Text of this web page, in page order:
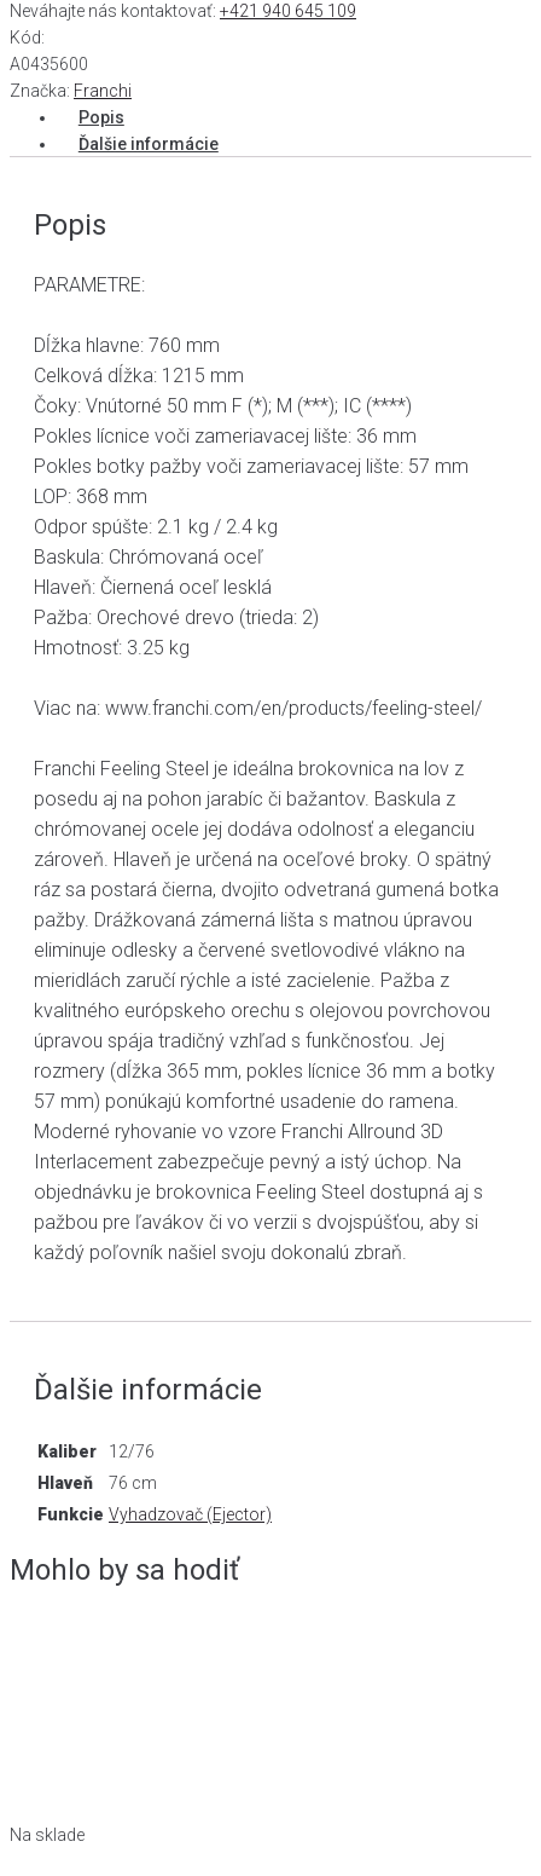
Neváhajte nás kontaktovať: +421 940 645 109
Kód:
A0435600
Značka: Franchi
Popis
Ďalšie informácie
Popis
PARAMETRE:
Dĺžka hlavne: 760 mm
Celková dĺžka: 1215 mm
Čoky: Vnútorné 50 mm F (*); M (***); IC (****)
Pokles lícnice voči zameriavacej lište: 36 mm
Pokles botky pažby voči zameriavacej lište: 57 mm
LOP: 368 mm
Odpor spúšte: 2.1 kg / 2.4 kg
Baskula: Chrómovaná oceľ
Hlaveň: Čiernená oceľ lesklá
Pažba: Orechové drevo (trieda: 2)
Hmotnosť: 3.25 kg
Viac na: www.franchi.com/en/products/feeling-steel/
Franchi Feeling Steel je ideálna brokovnica na lov z
posedu aj na pohon jarabíc či bažantov. Baskula z
chrómovanej ocele jej dodáva odolnosť a eleganciu
zároveň. Hlaveň je určená na oceľové broky. O spätný
ráz sa postará čierna, dvojito odvetraná gumená botka
pažby. Drážkovaná zámerná lišta s matnou úpravou
eliminuje odlesky a červené svetlovodivé vlákno na
mieridlách zaručí rýchle a isté zacielenie. Pažba z
kvalitného európskeho orechu s olejovou povrchovou
úpravou spája tradičný vzhľad s funkčnosťou. Jej
rozmery (dĺžka 365 mm, pokles lícnice 36 mm a botky
57 mm) ponúkajú komfortné usadenie do ramena.
Moderné ryhovanie vo vzore Franchi Allround 3D
Interlacement zabezpečuje pevný a istý úchop. Na
objednávku je brokovnica Feeling Steel dostupná aj s
pažbou pre ľavákov či vo verzii s dvojspúšťou, aby si
každý poľovník našiel svoju dokonalú zbraň.
Ďalšie informácie
Kaliber
12/76
Hlaveň
76 cm
Funkcie Vyhadzovač (Ejector)
Mohlo by sa hodiť
Na sklade